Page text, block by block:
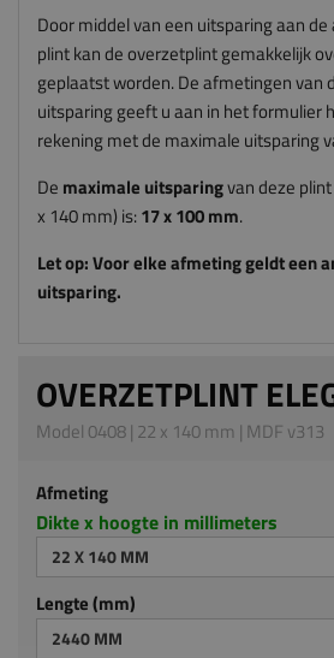
Door middel van een uitsparing aan
plint kan de overzetplint gemakkelijk
geplaatst worden. De afmetingen van
uitsparing geeft u aan in het formulier
rekening met de maximale uitsparing
De maximale uitsparingvan deze
x 140 mm) is:17x 100mm.
Let op: Voor elke afmeting geldt een
uitsparing.
OVERZETPLINT
Model 0408 | 22 x 140 mm | MDF v313
Afmeting
Dikte x hoogte in millimeters
22 X 140 MM
Lengte (mm)
2440 MM